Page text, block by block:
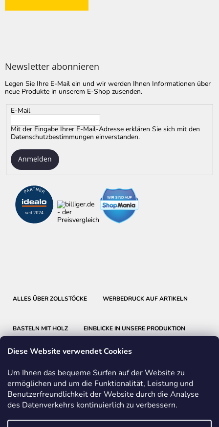
Diese Website verwendet Cookies
Um Ihnen das bequeme Surfen auf der Website zu
ermöglichen und um die Funktionalität, Leistung und
Benutzerfreundlichkeit der Website durch die Analyse
des Datenverkehrs kontinuierlich zu verbessern.
Newsletter abonnieren
Legen Sie Ihre E-Mail ein und wir werden Ihnen Informationen über
neue Produkte in unserem E-Shop zusenden.
E-Mail
Mit der Eingabe Ihrer E-Mail-Adresse erklären Sie sich mit den
Datenschutzbestimmungen einverstanden.
Anmelden
ALLES ÜBER ZOLLSTÖCKE WERBEDRUCK AUF ARTIKELN
BASTELN MIT HOLZ EINBLICKE IN UNSERE PRODUKTION
METRIE BMI
FABER-CASTELL
FRIEDRICH RICHTER MESSWERKZEUGE